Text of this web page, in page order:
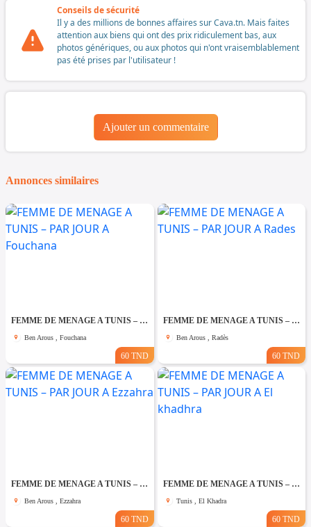
Conseils de sécurité
Il y a des millions de bonnes affaires sur Cava.tn. Mais faites
attention aux biens qui ont des prix ridiculement bas, aux
photos génériques, ou aux photos qui n'ont vraisemblablement
pas été prises par l'utilisateur !
Ajouter un commentaire
Annonces similaires
FEMME DE MENAGE A TUNIS – PAR JOUR A Fouchana
Ben Arous , Fouchana
60 TND
FEMME DE MENAGE A TUNIS – PAR JOUR A Rades
Ben Arous , Radès
60 TND
FEMME DE MENAGE A TUNIS – PAR JOUR A Ezzahra
Ben Arous , Ezzahra
60 TND
FEMME DE MENAGE A TUNIS – PAR JOUR A El khadhra
Tunis , El Khadra
60 TND